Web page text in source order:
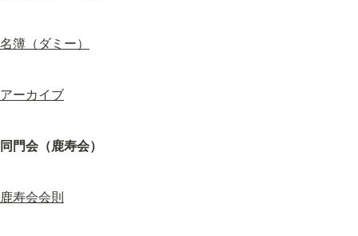
名簿（ダミー）
アーカイブ
同門会（鹿寿会）
鹿寿会会則